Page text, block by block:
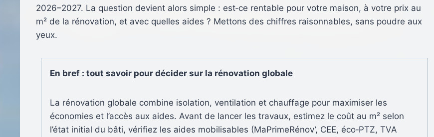
2026–2027. La question devient alors simple : est‑ce rentable pour votre maison, à votre prix au
m² de la rénovation, et avec quelles aides ? Mettons des chiffres raisonnables, sans poudre aux
yeux.
En bref : tout savoir pour décider sur la rénovation globale
La rénovation globale combine isolation, ventilation et chauffage pour maximiser les
économies et l’accès aux aides. Avant de lancer les travaux, estimez le coût au m² selon
l’état initial du bâti, vérifiez les aides mobilisables (MaPrimeRénov’, CEE, éco‑PTZ, TVA